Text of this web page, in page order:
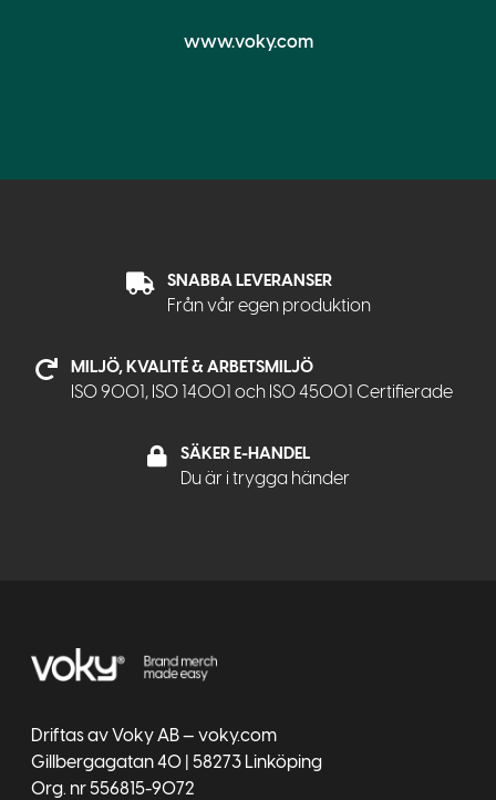
www.voky.com
SNABBA LEVERANSER
Från vår egen produktion
MILJÖ, KVALITÉ & ARBETSMILJÖ
ISO 9001, ISO 14001 och ISO 45001 Certifierade
SÄKER E-HANDEL
Du är i trygga händer
Driftas av Voky AB — voky.com
Gillbergagatan 40 | 58273 Linköping
Org. nr 556815-9072